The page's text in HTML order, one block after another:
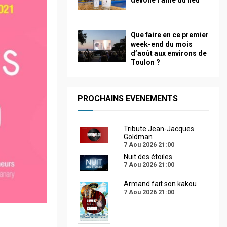
Que faire en ce premier
week-end du mois
d’août aux environs de
Toulon ?
PROCHAINS EVENEMENTS
Tribute Jean-Jacques
Goldman
7 Aou 2026 21:00
Nuit des étoiles
7 Aou 2026 21:00
Armand fait son kakou
7 Aou 2026 21:00